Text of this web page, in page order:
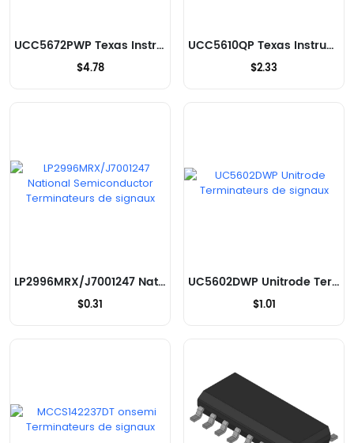
UCC5672PWP Texas Instruments Terminateurs de signaux
$4.78
UCC5610QP Texas Instruments Terminateurs de signaux
$2.33
LP2996MRX/J7001247 National Semiconductor Terminateurs de signaux
$0.31
UC5602DWP Unitrode Terminateurs de signaux
$1.01